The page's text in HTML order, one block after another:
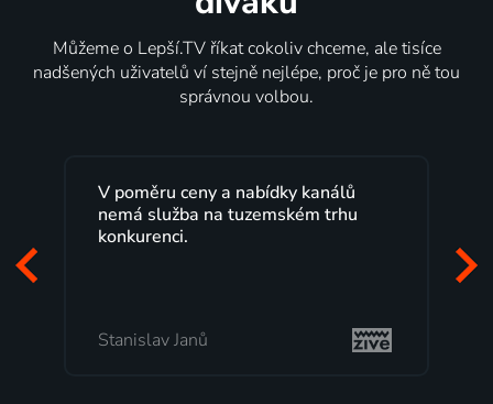
Můžeme o Lepší.TV říkat cokoliv chceme, ale tisíce
nadšených uživatelů ví stejně nejlépe, proč je pro ně tou
správnou volbou.
Lepší.TV sleduji už několik let s
maximální spokojeností. Velký výběr
programů a nemuset běžet k TV na
Milada Tomešová